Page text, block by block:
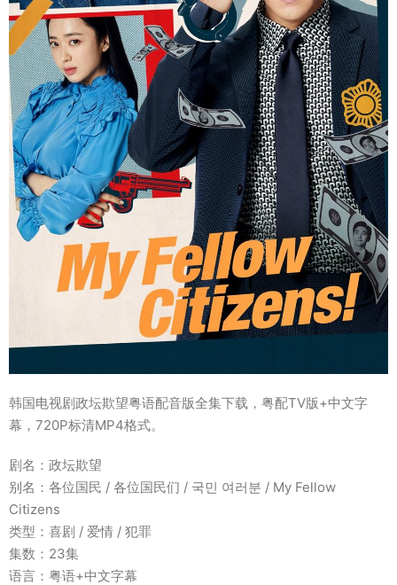
韩国电视剧政坛欺望粤语配音版全集下载，粤配TV版+中文字
幕，720P标清MP4格式。
剧名：政坛欺望
别名：各位国民 / 各位国民们 / 국민 여러분 / My Fellow
Citizens
类型：喜剧 / 爱情 / 犯罪
集数：23集
语言：粤语+中文字幕